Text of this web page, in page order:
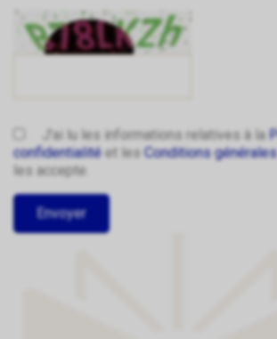
J'ai lu les informations relatives à la
confidentialitéet lesConditions
les accepte.